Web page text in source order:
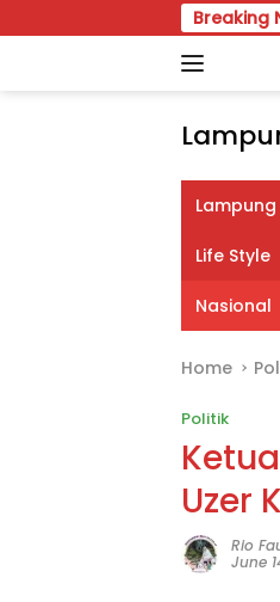
to
Breaking
Temu Karya VIII
Berita
Daerah
Lampung
Terpercaya
dan
Terupdate
Lampung
Life Style
Nasional
Home
Politik
Uzer
Rio
June